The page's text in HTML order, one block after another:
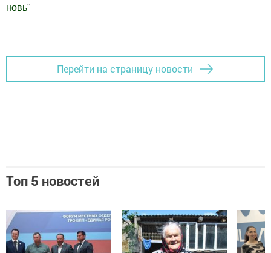
новь"
Перейти на страницу новости
Топ 5 новостей